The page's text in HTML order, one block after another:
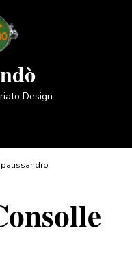
Design
palissandro